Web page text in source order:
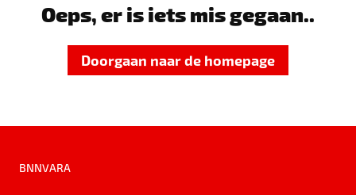
Oeps, er is iets mis gegaan..
Doorgaan naar de homepage
BNNVARA